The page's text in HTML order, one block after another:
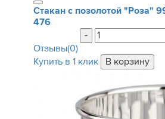
Стакан с позолотой "Роза"
476
-
Отзывы(0)
Купить в 1 клик